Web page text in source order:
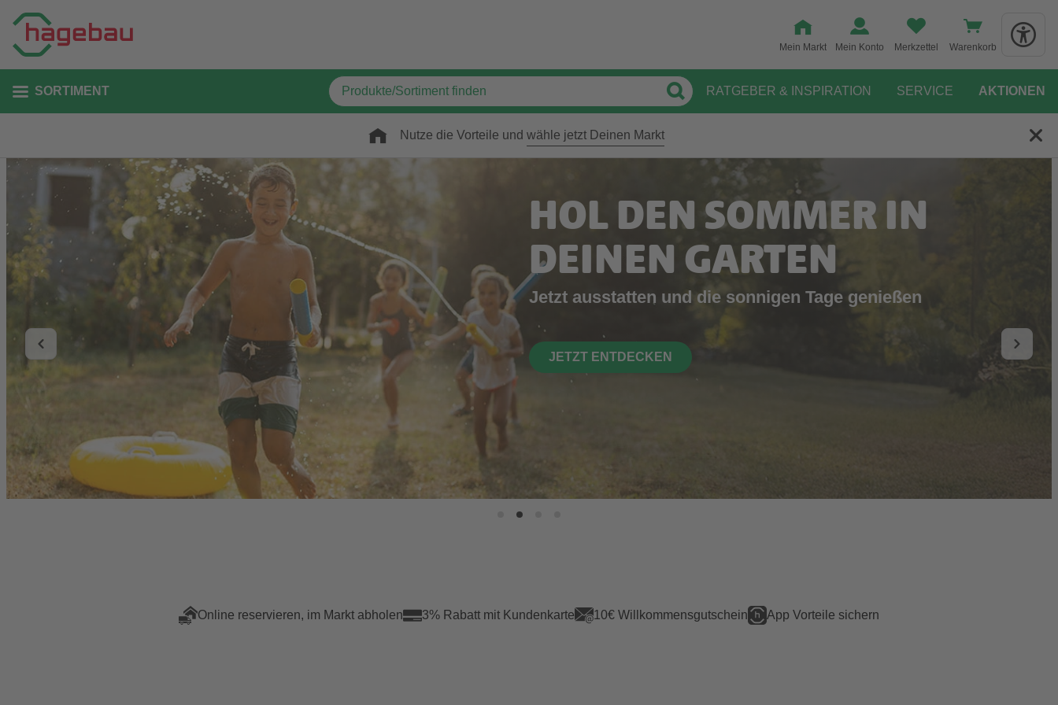
Mein Markt Mein Konto Merkzettel Warenkorb
SORTIMENT RATGEBER & INSPIRATION SERVICE AKTIONEN
Nutze die Vorteile und wähle jetzt Deinen Markt
HOL DEN SOMMER IN
DEINEN GARTEN
Jetzt ausstatten und die sonnigen Tage genießen
JETZT ENTDECKEN
Online reservieren, im Markt abholen 3% Rabatt mit Kundenkarte 10€ Willkommensgutschein App Vorteile sichern